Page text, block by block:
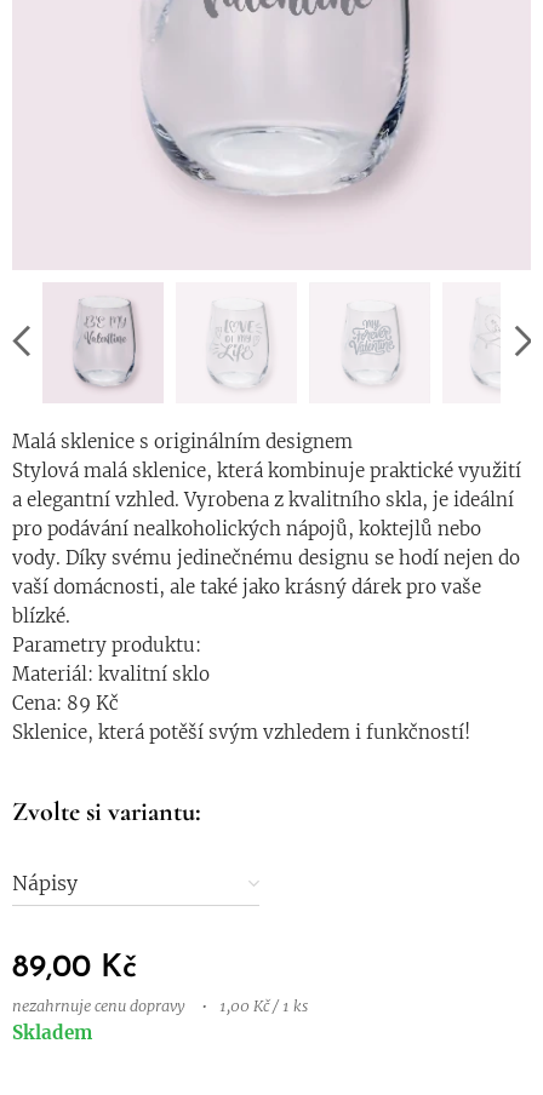
Malá sklenice s originálním designem
Stylová malá sklenice, která kombinuje praktické využití
a elegantní vzhled. Vyrobena z kvalitního skla, je ideální
pro podávání nealkoholických nápojů, koktejlů nebo
vody. Díky svému jedinečnému designu se hodí nejen do
vaší domácnosti, ale také jako krásný dárek pro vaše
blízké.
Parametry produktu:
Materiál: kvalitní sklo
Cena: 89 Kč
Sklenice, která potěší svým vzhledem i funkčností!
Zvolte si variantu:
Nápisy
89,00 Kč
nezahrnuje cenu dopravy 1,00 Kč / 1 ks
Skladem